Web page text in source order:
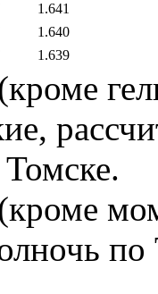
1.641
1.640
1.639